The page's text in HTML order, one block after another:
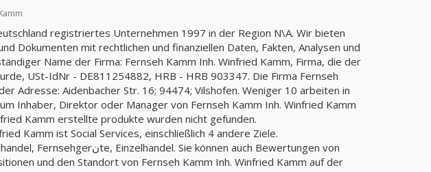
registriertes Unternehmen 1997 in der Region N\A. Wir bieten
Dokumenten mit rechtlichen und finanziellen Daten, Fakten, Analysen und
Name der Firma: Fernseh Kamm Inh. Winfried Kamm, Firma, die der
USt-IdNr - DE811254882, HRB - HRB 903347. Die Firma Fernseh
Adresse: Aidenbacher Str. 16; 94474; Vilshofen. Weniger 10 arbeiten in
Inhaber, Direktor oder Manager von Fernseh Kamm Inh. Winfried Kamm
Kamm erstellte produkte wurden nicht gefunden.
Kamm ist Social Services, einschließlich 4 andere Ziele.
und den Standort von Fernseh Kamm Inh. Winfried Kamm auf der